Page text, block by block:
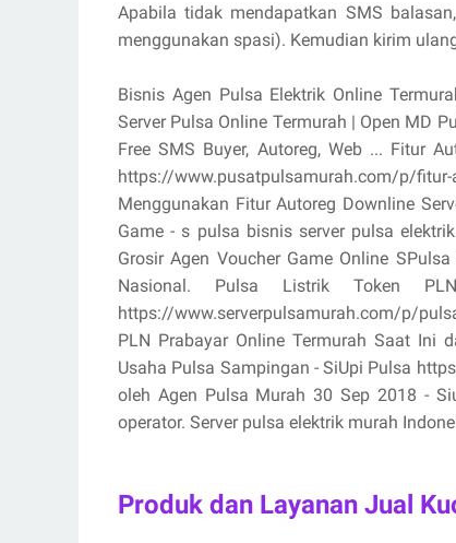
Apabila tidak mendapatkan SMS
menggunakan spasi). Kemudian kirim
Bisnis Agen Pulsa Elektrik Online
Server Pulsa Online Termurah | Open MD
Free SMS Buyer, Autoreg, Web ... Fitur
https://www.pusatpulsamurah.com/p/
Menggunakan Fitur Autoreg Downline
Game - s pulsa bisnis server pulsa
Grosir Agen Voucher Game Online
Nasional. Pulsa Listrik Token
https://www.serverpulsamurah.com/p/
PLN Prabayar Online Termurah Saat Ini
Usaha Pulsa Sampingan - SiUpi Pulsa
oleh Agen Pulsa Murah 30 Sep 2018 -
operator. Server pulsa elektrik murah
Produk dan Layanan Jual